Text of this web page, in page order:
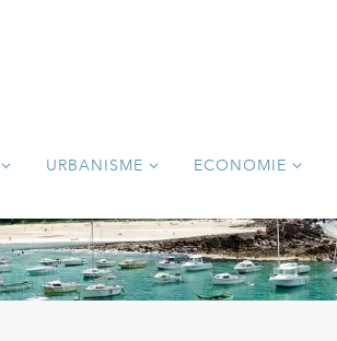
URBANISME ECONOMIE